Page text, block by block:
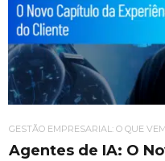
GESTÃO EMPRESARIAL: O QUE
Agentes de IA: O